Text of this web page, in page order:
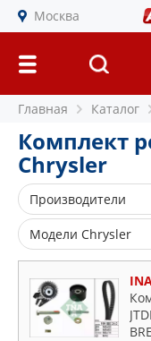
Москва
Главная Каталог
Комплект
Chrysler
Производители
BGA
BOSCH
DAYCO
GATES
HEPU
Модели Chrysler
Cirrus
Delta
Grand